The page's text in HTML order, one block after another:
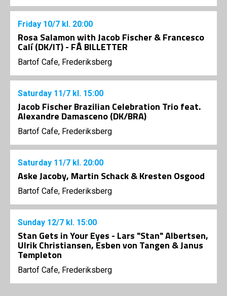
Friday 10/7 kl. 20:00
Rosa Salamon with Jacob Fischer & Francesco
Calí (DK/IT) - FÅ BILLETTER
Bartof Cafe, Frederiksberg
Saturday 11/7 kl. 15:00
Jacob Fischer Brazilian Celebration Trio feat.
Alexandre Damasceno (DK/BRA)
Bartof Cafe, Frederiksberg
Saturday 11/7 kl. 20:00
Aske Jacoby, Martin Schack & Kresten Osgood
Bartof Cafe, Frederiksberg
Sunday 12/7 kl. 15:00
Stan Gets in Your Eyes - Lars "Stan" Albertsen,
Ulrik Christiansen, Esben von Tangen & Janus
Templeton
Bartof Cafe, Frederiksberg